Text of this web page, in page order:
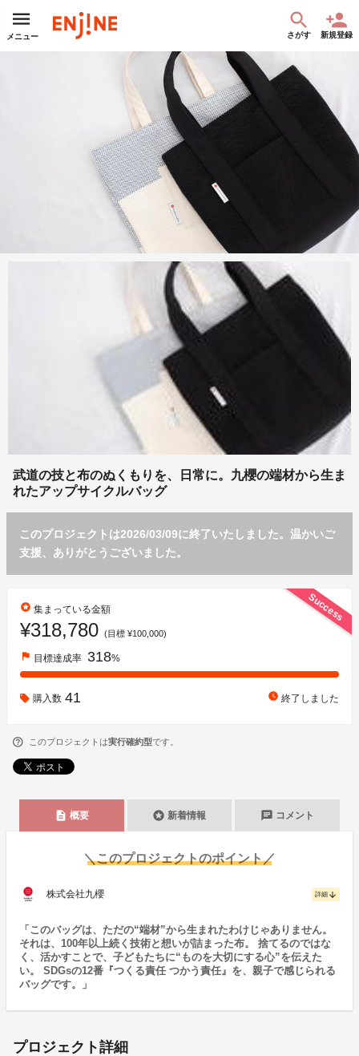
メニュー さがす 新規登録
武道の技と布のぬくもりを、日常に。九櫻の端材から生ま
れたアップサイクルバッグ
このプロジェクトは2026/03/09に終了いたしました。温かいご
支援、ありがとうございました。
Success
stars 集まっている金額
¥318,780 (目標 ¥100,000)
flag 目標達成率 318%
購入数 41 watch_later 終了しました
このプロジェクトは実行確約型です。
description 概要 stars 新着情報 chat コメント
＼このプロジェクトのポイント／
株式会社九櫻 詳細 arrow_downward
「このバッグは、ただの“端材”から生まれたわけじゃありません。
それは、100年以上続く技術と想いが詰まった布。 捨てるのではな
く、活かすことで、子どもたちに“ものを大切にする心”を伝えた
い。 SDGsの12番『つくる責任 つかう責任』を、親子で感じられる
バッグです。」
プロジェクト詳細